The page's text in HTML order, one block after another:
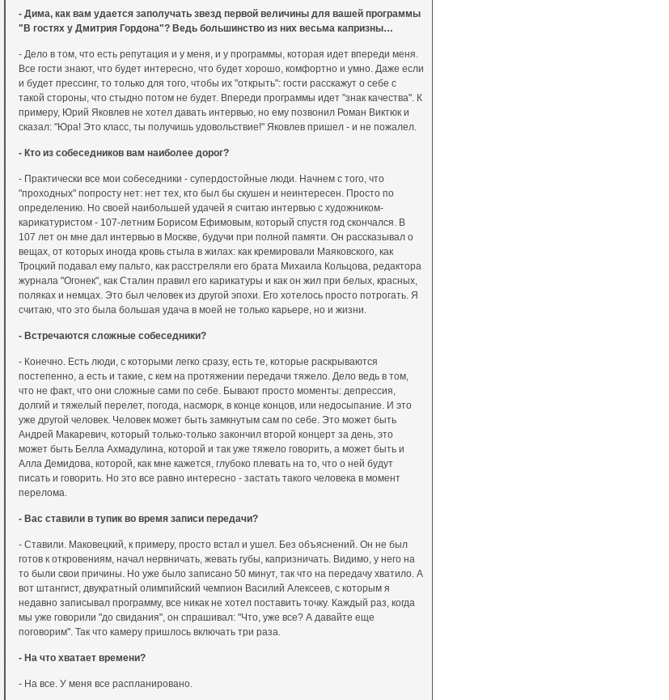
- Дима, как вам удается заполучать звезд первой величины для вашей программы
"В гостях у Дмитрия Гордона"? Ведь большинство из них весьма капризны…
- Дело в том, что есть репутация и у меня, и у программы, которая идет впереди меня.
Все гости знают, что будет интересно, что будет хорошо, комфортно и умно. Даже если
и будет прессинг, то только для того, чтобы их "открыть": гости расскажут о себе с
такой стороны, что стыдно потом не будет. Впереди программы идет "знак качества". К
примеру, Юрий Яковлев не хотел давать интервью, но ему позвонил Роман Виктюк и
сказал: "Юра! Это класс, ты получишь удовольствие!" Яковлев пришел - и не пожалел.
- Кто из собеседников вам наиболее дорог?
- Практически все мои собеседники - супердостойные люди. Начнем с того, что
"проходных" попросту нет: нет тех, кто был бы скушен и неинтересен. Просто по
определению. Но своей наибольшей удачей я считаю интервью с художником-
карикатуристом - 107-летним Борисом Ефимовым, который спустя год скончался. В
107 лет он мне дал интервью в Москве, будучи при полной памяти. Он рассказывал о
вещах, от которых иногда кровь стыла в жилах: как кремировали Маяковского, как
Троцкий подавал ему пальто, как расстреляли его брата Михаила Кольцова, редактора
журнала "Огонек", как Сталин правил его карикатуры и как он жил при белых, красных,
поляках и немцах. Это был человек из другой эпохи. Его хотелось просто потрогать. Я
считаю, что это была большая удача в моей не только карьере, но и жизни.
- Встречаются сложные собеседники?
- Конечно. Есть люди, с которыми легко сразу, есть те, которые раскрываются
постепенно, а есть и такие, с кем на протяжении передачи тяжело. Дело ведь в том,
что не факт, что они сложные сами по себе. Бывают просто моменты: депрессия,
долгий и тяжелый перелет, погода, насморк, в конце концов, или недосыпание. И это
уже другой человек. Человек может быть замкнутым сам по себе. Это может быть
Андрей Макаревич, который только-только закончил второй концерт за день, это
может быть Белла Ахмадулина, которой и так уже тяжело говорить, а может быть и
Алла Демидова, которой, как мне кажется, глубоко плевать на то, что о ней будут
писать и говорить. Но это все равно интересно - застать такого человека в момент
перелома.
- Вас ставили в тупик во время записи передачи?
- Ставили. Маковецкий, к примеру, просто встал и ушел. Без объяснений. Он не был
готов к откровениям, начал нервничать, жевать губы, капризничать. Видимо, у него на
то были свои причины. Но уже было записано 50 минут, так что на передачу хватило. А
вот штангист, двукратный олимпийский чемпион Василий Алексеев, с которым я
недавно записывал программу, все никак не хотел поставить точку. Каждый раз, когда
мы уже говорили "до свидания", он спрашивал: "Что, уже все? А давайте еще
поговорим". Так что камеру пришлось включать три раза.
- На что хватает времени?
- На все. У меня все распланировано.